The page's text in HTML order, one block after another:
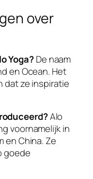
over
Yoga?De naam
en Ocean. Het
dat ze inspiratie
Alo
voornamelijk in
en China. Ze
goede